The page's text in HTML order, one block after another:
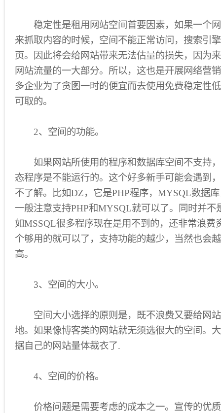
稳定性是租用网站空间首要因素，如果一个网
来抓取内容的时候，空间不能正常访问，搜索引
页。因此将会给网站带来无法估量的损失，因为
网站流量的一大部分。所以，这也是开展网络营
多企业为了贪图一时的便宜而去使用免费稳定性
可取的。
2、空间的功能。
如果网站所使用的程序和数据库空间不支持，
态程序是不能运行的。这个好多新手可能会遇到
不了解。比如DZ，它是PHP程序，MYSQL数据
一般注意支持PHP和MYSQL就可以了。同时并不
如MSSQL很多程序现在是用不到的，还非常浪费
个够用的就可以了，支持功能的越少，当然也会
高。
3、空间的大小。
空间大小选择的原则是，既不浪费又要给网站
地。如果像博客类的网站就无须选很大的空间。
据自己的网站量体裁衣了.
4、空间的价格。
价格问题是需要考虑的成本之一。宣传的优质